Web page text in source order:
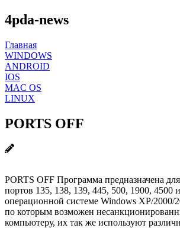
4pda-news
Главная
WINDOWS
ANDROID
IOS
MAC OS
LINUX
PORTS OFF
PORTS OFF Программа предназначена
портов 135, 138, 139, 445, 500, 1900, 4500
операционной системе Windows XP/2000/
по которым возможен
компьютеру, их так же используют